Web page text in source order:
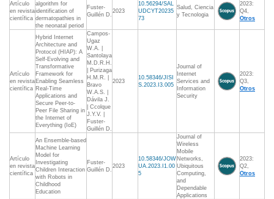
Artículo
en revista
científica
algorithm for
identification of
dermatopathies in
the neonatal period
Fuster-
Guillén D.
2023
10.56294/SAL
UDCYT20235
73
Salud, Ciencia
y Tecnologia
2023:
Q4,
Otros
Artículo
en revista
científica
Hybrid Internet
Architecture and
Protocol (HIAP): A
Self-Evolving and
Transformative
Framework for
Enabling Seamless
Real-Time
Applications and
Secure Peer-to-
Peer File Sharing in
the Internet of
Everything (IoE)
Campos-
Ugaz
W.A. |
Santolaya
M.D.R.H.
| Purizaga
H.M.R. |
Bravo
W.A.S. |
Dávila J.
| Ccolque
J.Y.V. |
Fuster-
Guillén D.
2023
10.58346/JISI
S.2023.I3.005
Journal of
Internet
Services and
Information
Security
2023:
Q3,
Otros
Artículo
en revista
científica
An Ensemble-based
Machine Learning
Model for
Investigating
Children Interaction
with Robots in
Childhood
Education
Fuster-
Guillén D.
2023
10.58346/JOW
UA.2023.I1.00
5
Journal of
Wireless
Mobile
Networks,
Ubiquitous
Computing,
and
Dependable
Applications
2023:
Q2,
Otros